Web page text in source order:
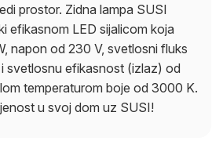
prostor. Zidna lampa SUSI
efikasnom LED sijalicom koja
napon od 230 V, svetlosni fluks
svetlosnu efikasnost (izlaz) od
temperaturom boje od 3000 K.
u svoj dom uz SUSI!